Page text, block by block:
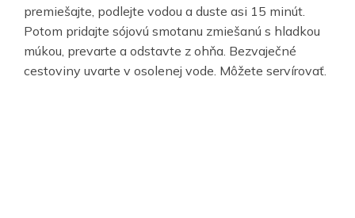
premiešajte, podlejte vodou a duste asi 15 minút.
Potom pridajte sójovú smotanu zmiešanú s hladkou
múkou, prevarte a odstavte z ohňa. Bezvaječné
cestoviny uvarte v osolenej vode. Môžete servírovať.